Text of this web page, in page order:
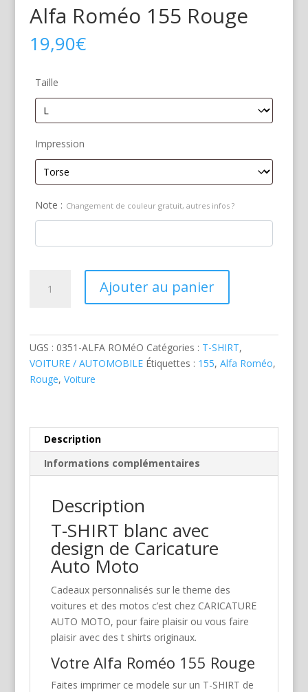
Alfa Roméo 155 Rouge
19,90€
Taille
Impression
Note : Changement de couleur gratuit, autres infos ?
Ajouter au panier
UGS : 0351-ALFA ROMéO Catégories : T-SHIRT,
VOITURE / AUTOMOBILE Étiquettes : 155, Alfa Roméo,
Rouge, Voiture
Description
Informations complémentaires
Description
T-SHIRT blanc avec
design de Caricature
Auto Moto
Cadeaux personnalisés sur le theme des
voitures et des motos c’est chez CARICATURE
AUTO MOTO, pour faire plaisir ou vous faire
plaisir avec des t shirts originaux.
Votre Alfa Roméo 155 Rouge
Faites imprimer ce modele sur un T-SHIRT de